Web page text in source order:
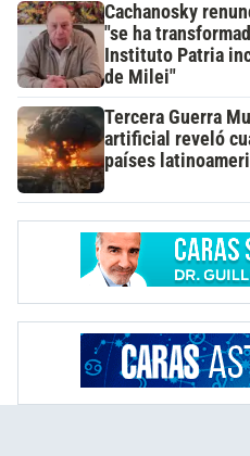
Cachanosky
"se ha
Instituto Patria
de Milei"
Tercera Guerra
artificial reveló
países